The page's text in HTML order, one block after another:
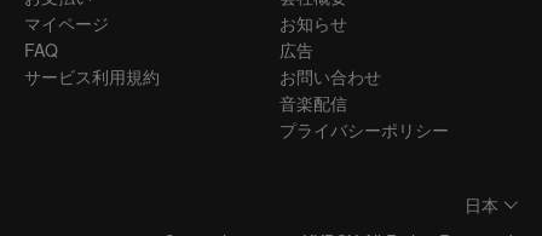
マイページ
FAQ
サービス利用規約
お知らせ
広告
お問い合わせ
音楽配信
プライバシーポリシー
日本